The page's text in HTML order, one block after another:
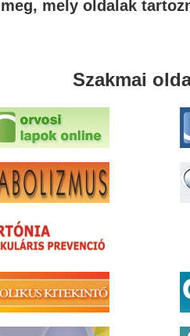
mely oldalak
Szakmai